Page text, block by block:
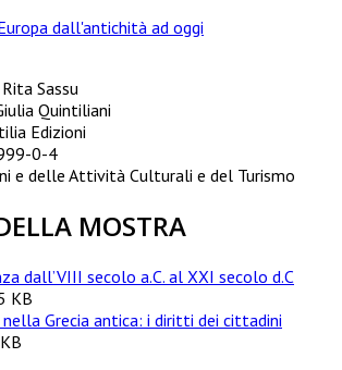
dall'antichità ad oggi
Sassu
Quintiliani
Edizioni
0-4
e delle Attività Culturali e del Turismo
MOSTRA
dall’VIII secolo a.C. al XXI secolo d.C
KB
Grecia antica: i diritti dei cittadini